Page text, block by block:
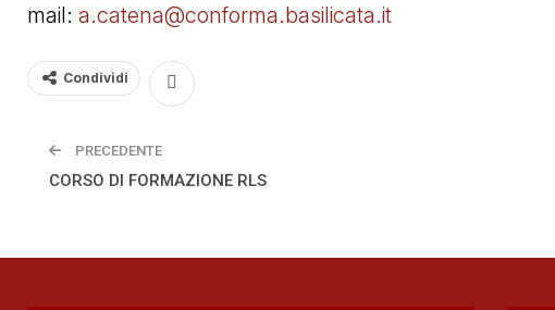
mail: a.catena@conforma.basilicata.it
Condividi
PRECEDENTE
CORSO DI FORMAZIONE RLS